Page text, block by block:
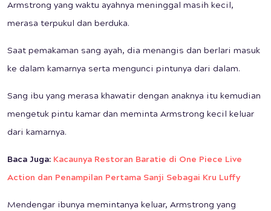
Armstrong yang waktu ayahnya meninggal masih kecil,
merasa terpukul dan berduka.
Saat pemakaman sang ayah, dia menangis dan berlari masuk
ke dalam kamarnya serta mengunci pintunya dari dalam.
Sang ibu yang merasa khawatir dengan anaknya itu kemudian
mengetuk pintu kamar dan meminta Armstrong kecil keluar
dari kamarnya.
Baca Juga: Kacaunya Restoran Baratie di One Piece Live
Action dan Penampilan Pertama Sanji Sebagai Kru Luffy
Mendengar ibunya memintanya keluar, Armstrong yang